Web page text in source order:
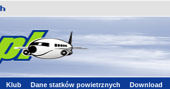
Klub Dane statków powietrznych Download